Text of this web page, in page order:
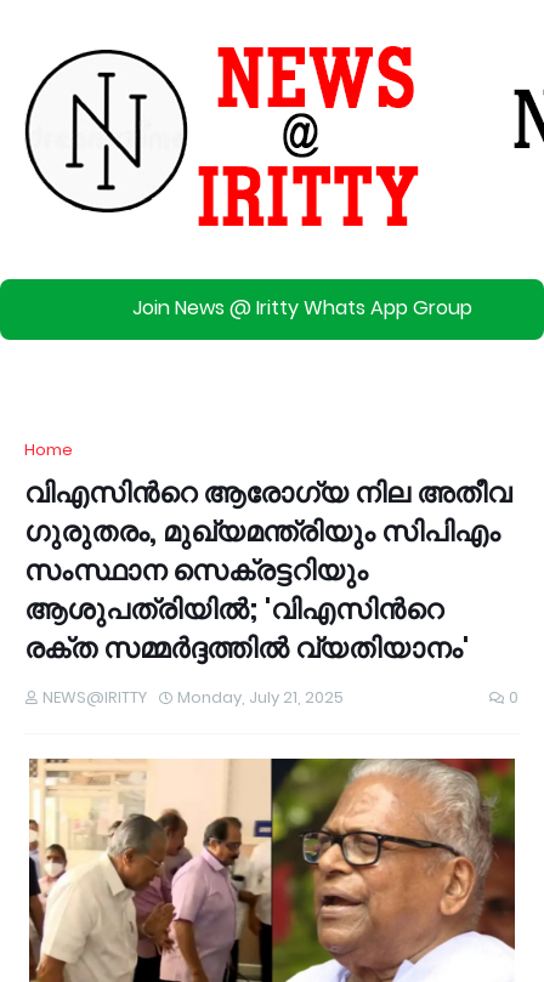
Join News @ Iritty Whats App Group
Home
വിഎസിന്‍റെ ആരോഗ്യ നില അതീവ
ഗുരുതരം, മുഖ്യമന്ത്രിയും സിപിഎം
സംസ്ഥാന സെക്രട്ടറിയും
ആശുപത്രിയിൽ; 'വിഎസിന്‍റെ
രക്ത സമ്മർദ്ദത്തിൽ വ്യതിയാനം'
NEWS@IRITTY Monday, July 21, 2025 0